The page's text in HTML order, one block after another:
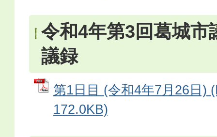
令和4年第3回葛城市
議録
第1日目 (令和4年7月26日)
172.0KB)